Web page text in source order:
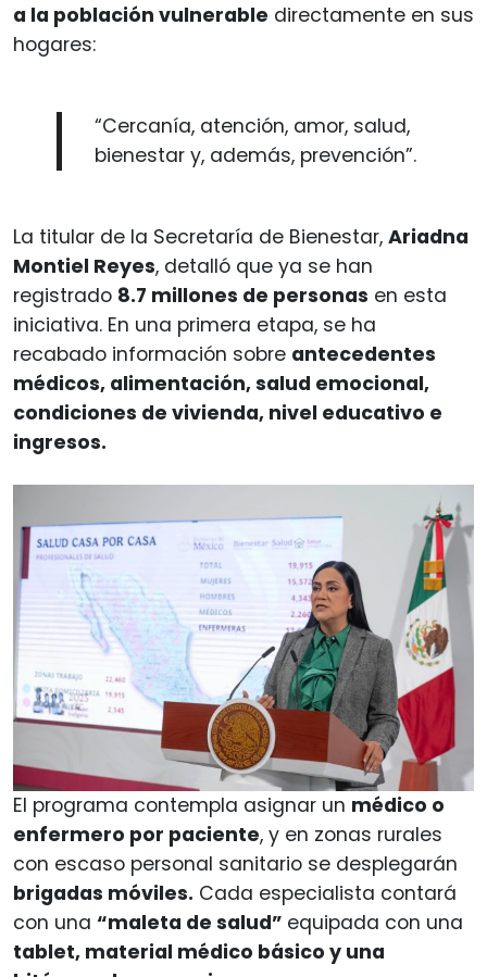
a la población vulnerable directamente en sus
hogares:
“Cercanía, atención, amor, salud,
bienestar y, además, prevención”.
La titular de la Secretaría de Bienestar, Ariadna
Montiel Reyes, detalló que ya se han
registrado 8.7 millones de personas en esta
iniciativa. En una primera etapa, se ha
recabado información sobre antecedentes
médicos, alimentación, salud emocional,
condiciones de vivienda, nivel educativo e
ingresos.
El programa contempla asignar un médico o
enfermero por paciente, y en zonas rurales
con escaso personal sanitario se desplegarán
brigadas móviles. Cada especialista contará
con una “maleta de salud” equipada con una
tablet, material médico básico y una